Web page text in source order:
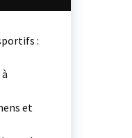
:
et